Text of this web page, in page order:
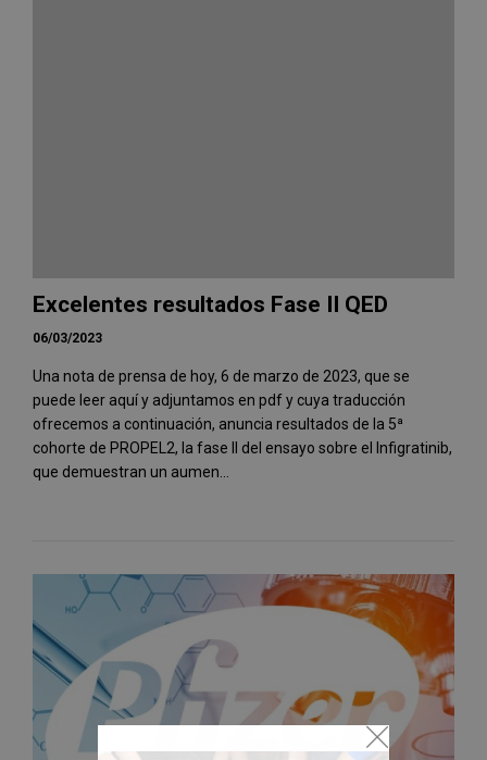
Excelentes resultados Fase II QED
06/03/2023
Una nota de prensa de hoy, 6 de marzo de 2023, que se
puede leer aquí y adjuntamos en pdf y cuya traducción
ofrecemos a continuación, anuncia resultados de la 5ª
cohorte de PROPEL2, la fase II del ensayo sobre el Infigratinib,
que demuestran un aumen...